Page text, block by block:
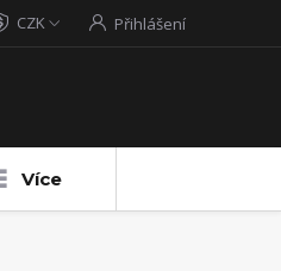
CZK Přihlášení
Více